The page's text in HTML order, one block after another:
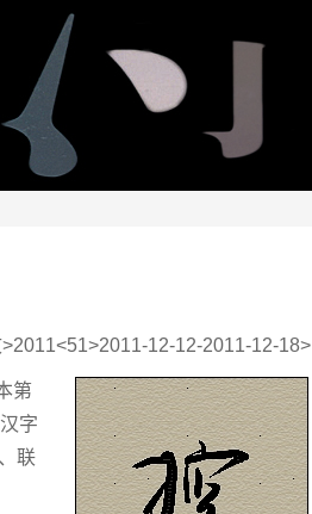
12-12-2011-12-18>
第
字
联